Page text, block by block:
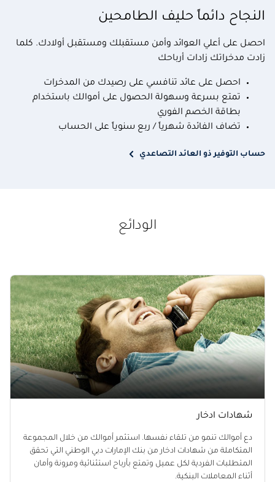
النجاح دائماً حليف الطامحين
احصل على أعلي العوائد وأمن مستقبلك ومستقبل أولادك. كلما
زادت مدخراتك زادات أرباحك
احصل على عائد تنافسي على رصيدك من المدخرات
تمتع بسرعة وسهولة الحصول على أموالك باستخدام
بطاقة الخصم الفوري
تضاف الفائدة شهرياً / ربع سنوياً على الحساب
حساب التوفير ذو العائد التصاعدي
الودائع
شهادات ادخار
دع أموالك تنمو من تلقاء نفسها. استثمر أموالك من خلال المجموعة
المتكاملة من شهادات ادخار من بنك الإمارات دبي الوطني التي تحقق
المتطلبات الفردية لكل عميل وتمتع بأرباح استثنائية ومرونة وأمان
أثناء المعاملات البنكية.